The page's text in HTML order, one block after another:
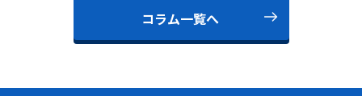
コラム一覧へ